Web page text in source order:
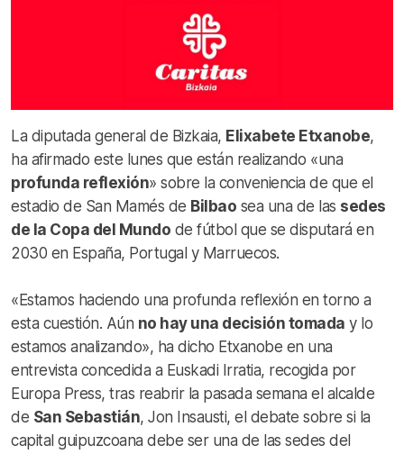
La diputada general de Bizkaia, Elixabete Etxanobe,
ha afirmado este lunes que están realizando «una
profunda reflexión» sobre la conveniencia de que el
estadio de San Mamés de Bilbao sea una de las sedes
de la Copa del Mundo de fútbol que se disputará en
2030 en España, Portugal y Marruecos.
«Estamos haciendo una profunda reflexión en torno a
esta cuestión. Aún no hay una decisión tomada y lo
estamos analizando», ha dicho Etxanobe en una
entrevista concedida a Euskadi Irratia, recogida por
Europa Press, tras reabrir la pasada semana el alcalde
de San Sebastián, Jon Insausti, el debate sobre si la
capital guipuzcoana debe ser una de las sedes del